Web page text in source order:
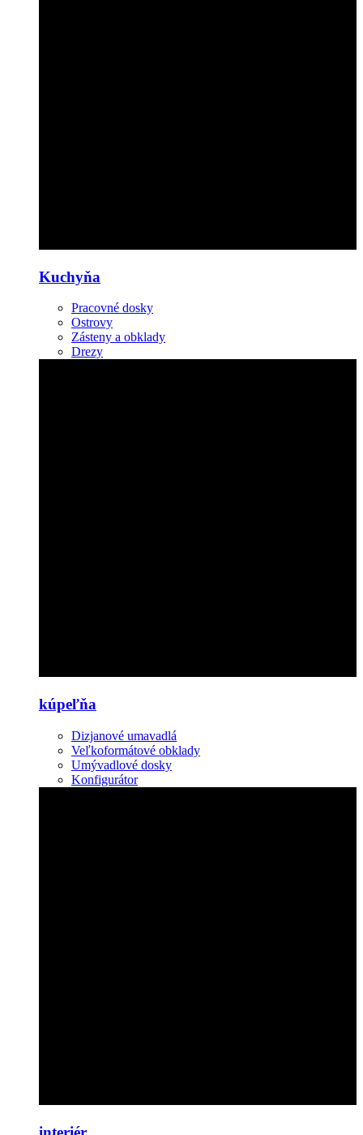
Kuchyňa
Pracovné dosky
Ostrovy
Zásteny a obklady
Drezy
kúpeľňa
Dizjanové umavadlá
Veľkoformátové obklady
Umývadlové dosky
Konfigurátor